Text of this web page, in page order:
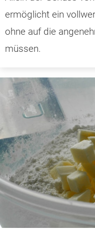
ermöglicht ein
ohne auf die
müssen.